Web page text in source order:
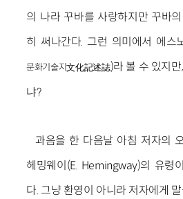
의 나라 꾸바를 사랑하지만 꾸바
히 써나간다. 그런 의미에서 에스
문화기술지文化記述誌)라 볼 수 있지
냐?
과음을 한 다음날 아침 저자의
헤밍웨이(E. Hemingway)의 유령
다. 그냥 환영이 아니라 저자에게